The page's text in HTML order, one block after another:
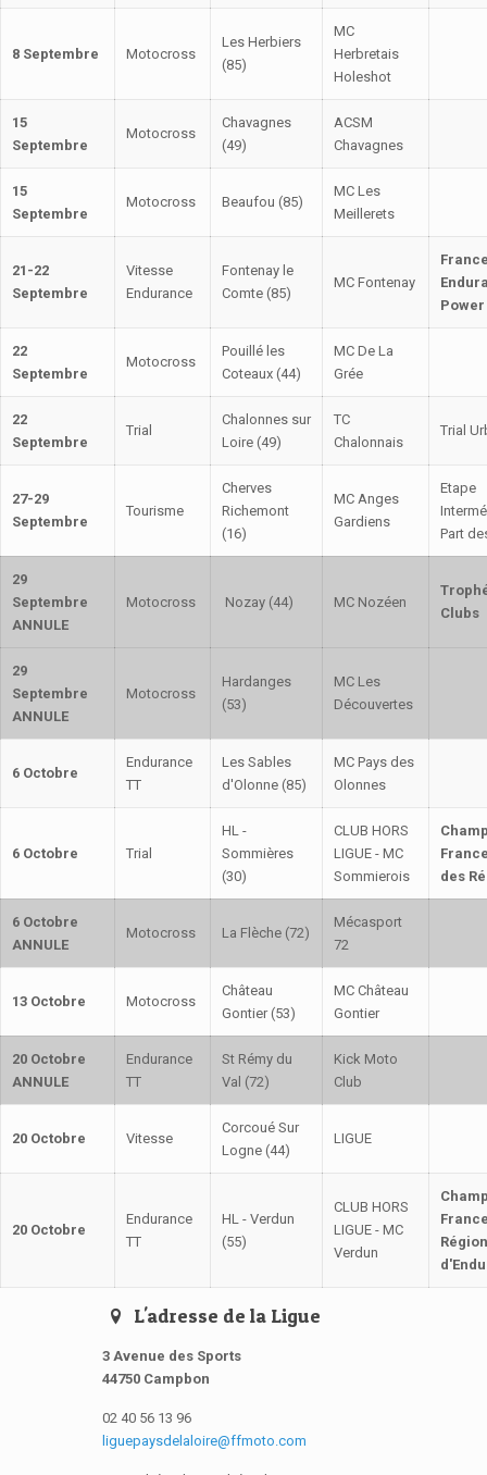
8 Septembre Motocross
Les Herbiers
(85)
MC
Herbretais
Holeshot
15
Septembre
Motocross
Chavagnes
(49)
ACSM
Chavagnes
15
Septembre
Motocross Beaufou (85)
MC Les
Meillerets
21-22
Septembre
Vitesse
Endurance
Fontenay le
Comte (85)
MC Fontenay
Power
22
Septembre
Motocross
Pouillé les
Coteaux (44)
MC De La
Grée
22
Septembre
Trial
Chalonnes sur
Loire (49)
TC
Chalonnais
Trial
27-29
Septembre
Tourisme
Cherves
Richemont
(16)
MC Anges
Gardiens
Etape
Part
29
Septembre
ANNULE
Motocross Nozay (44) MC Nozéen
Clubs
29
Septembre
ANNULE
Motocross
Hardanges
(53)
MC Les
Découvertes
6 Octobre
Endurance
TT
Les Sables
d'Olonne (85)
MC Pays des
Olonnes
6 Octobre Trial
HL -
Sommières
(30)
CLUB HORS
LIGUE - MC
Sommierois
des
6 Octobre
ANNULE
Motocross La Flèche (72)
Mécasport
72
13 Octobre Motocross
Château
Gontier (53)
MC Château
Gontier
20 Octobre
ANNULE
Endurance
TT
St Rémy du
Val (72)
Kick Moto
Club
20 Octobre Vitesse
Corcoué Sur
Logne (44)
LIGUE
20 Octobre
Endurance
TT
HL - Verdun
(55)
CLUB HORS
LIGUE - MC
Verdun
L'adresse de la Ligue
3 Avenue des Sports
44750 Campbon
02 40 56 13 96
liguepaysdelaloire@ffmoto.com